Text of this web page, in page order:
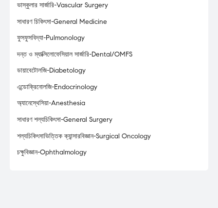
ভাস্কুলার সার্জারি-Vascular Surgery
সাধারণ চিকিৎসা-General Medicine
ফুসফুসবিদ্যা-Pulmonology
দন্ত ও ম্যাক্সিলোফেসিয়াল সার্জারি-Dental/OMFS
ডায়াবেটোলজি-Diabetology
এন্ডোক্রিনোলজি-Endocrinology
অ্যানেস্থেসিয়া-Anesthesia
সাধারণ শল্যচিকিৎসা-General Surgery
শল্যচিকিৎসাভিত্তিক ক্যান্সারবিজ্ঞান-Surgical Oncology
চক্ষুবিজ্ঞান-Ophthalmology